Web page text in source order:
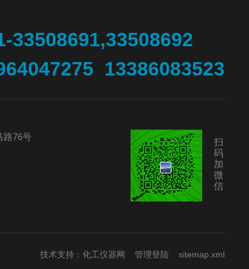
33508691,33508692
13386083523
路76号
扫
码
加
微
信
技术支持： 化工仪器网 管理登陆 sitemap.xml